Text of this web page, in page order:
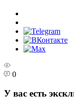
0
У вас есть